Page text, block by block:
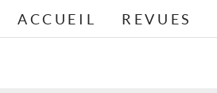
ACCUEIL REVUES